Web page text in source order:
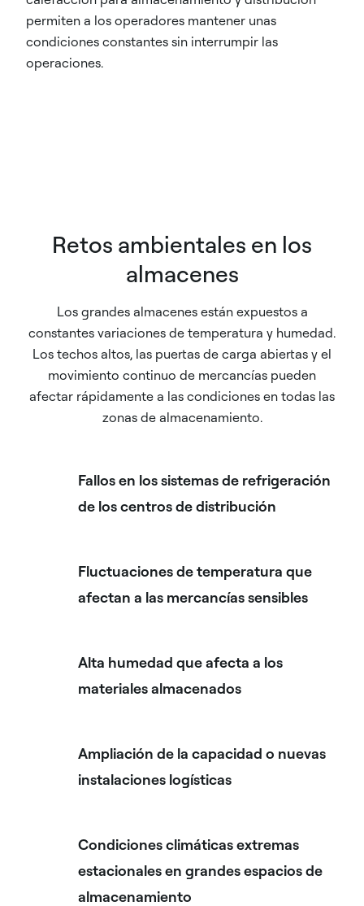
permiten a los operadores mantener unas
condiciones constantes sin interrumpir las
operaciones.
Retos ambientales en los
almacenes
Los grandes almacenes están expuestos a
constantes variaciones de temperatura y humedad.
Los techos altos, las puertas de carga abiertas y el
movimiento continuo de mercancías pueden
afectar rápidamente a las condiciones en todas las
zonas de almacenamiento.
Fallos en los sistemas de refrigeración
de los centros de distribución
Fluctuaciones de temperatura que
afectan a las mercancías sensibles
Alta humedad que afecta a los
materiales almacenados
Ampliación de la capacidad o nuevas
instalaciones logísticas
Condiciones climáticas extremas
estacionales en grandes espacios de
almacenamiento